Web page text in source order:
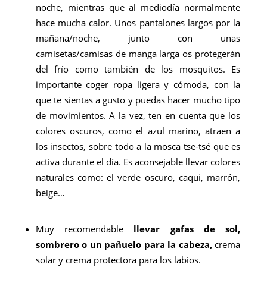
noche, mientras que al mediodía normalmente
hace mucha calor. Unos pantalones largos por la
mañana/noche, junto con unas
camisetas/camisas de manga larga os protegerán
del frío como también de los mosquitos. Es
importante coger ropa ligera y cómoda, con la
que te sientas a gusto y puedas hacer mucho tipo
de movimientos. A la vez, ten en cuenta que los
colores oscuros, como el azul marino, atraen a
los insectos, sobre todo a la mosca tse-tsé que es
activa durante el día. Es aconsejable llevar colores
naturales como: el verde oscuro, caqui, marrón,
beige…
Muy recomendable llevar gafas de sol,
sombrero o un pañuelo para la cabeza,crema
solar y crema protectora para los labios.